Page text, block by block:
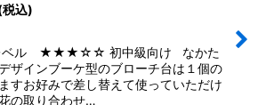
税込)
ベル ★★★☆☆ 初中級向け なかた
ザインブーケ型のブローチ台は１個の
すお好みで差し替えて使っていただけ
の取り合わせ…